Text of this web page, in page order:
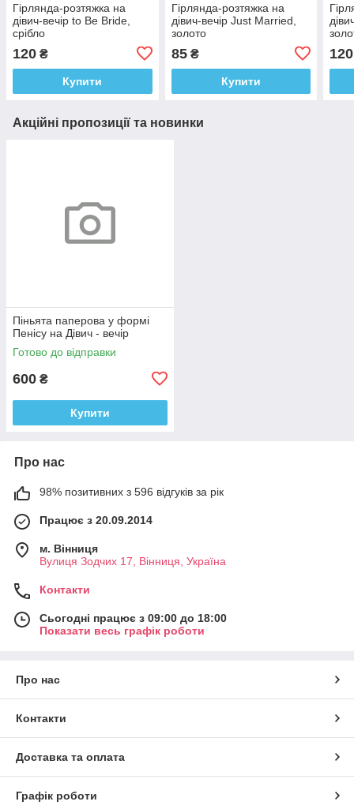
Гірлянда-розтяжка на
дівич-вечір to Be Bride,
срібло
120 ₴
Купити
Гірлянда-розтяжка на
дівич-вечір Just Married,
золото
85₴
Купити
120
Акційні пропозиції та новинки
Піньята паперова у формі
Пенісу на Дівич - вечір
Готово до відправки
600 ₴
Купити
Про нас
98% позитивних з 596 відгуків за рік
Працює з 20.09.2014
м. Вінниця
Вулиця Зодчих 17, Вінниця, Україна
Контакти
Сьогодні працює з 09:00 до 18:00
Показати весь графік роботи
Про нас
Контакти
Доставка та оплата
Графік роботи